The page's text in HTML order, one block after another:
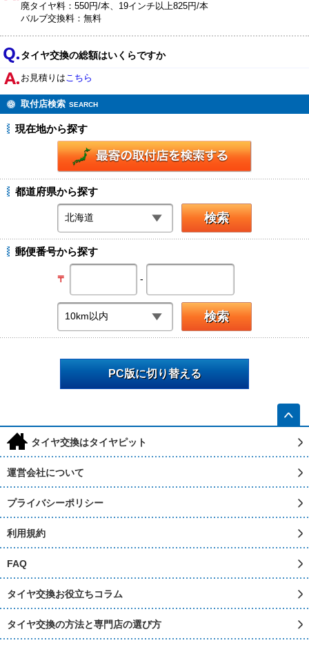
廃タイヤ料：550円/本、19インチ以上825円/本
バルブ交換料：無料
タイヤ交換の総額はいくらですか
お見積りはこちら
取付店検索 SEARCH
現在地から探す
都道府県から探す
郵便番号から探す
〒 -
PC版に切り替える
h タイヤ交換はタイヤピット
運営会社について
プライバシーポリシー
利用規約
FAQ
タイヤ交換お役立ちコラム
タイヤ交換の方法と専門店の選び方